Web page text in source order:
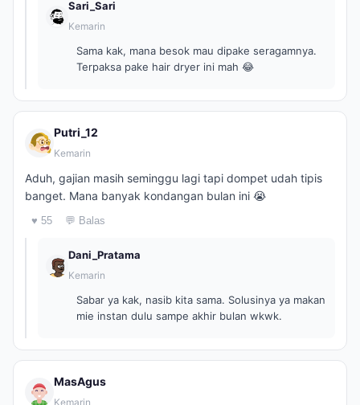
Sari_Sari
Kemarin
Sama kak, mana besok mau dipake seragamnya.
Terpaksa pake hair dryer ini mah 😂
Putri_12
Kemarin
Aduh, gajian masih seminggu lagi tapi dompet udah tipis
banget. Mana banyak kondangan bulan ini 😭
♥ 55 💬 Balas
Dani_Pratama
Kemarin
Sabar ya kak, nasib kita sama. Solusinya ya makan
mie instan dulu sampe akhir bulan wkwk.
MasAgus
Kemarin